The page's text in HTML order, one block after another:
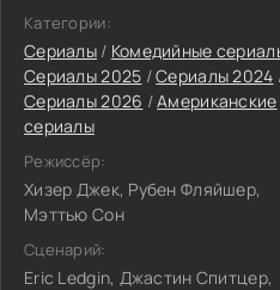
Категории:
Сериалы/ Комедийные
Сериалы 2025 /Сериалы 2024
Сериалы 2026 /Американские
сериалы
Режиссёр:
Хизер Джек, Рубен Фляйшер,
Мэттью Сон
Сценарий:
Eric Ledgin, Джастин Спитцер,